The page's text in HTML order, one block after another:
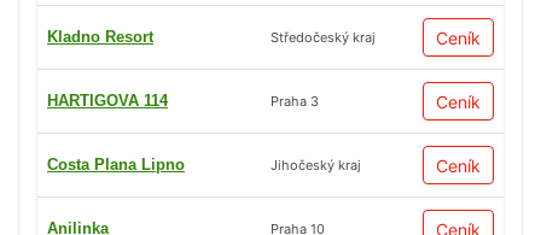
Kladno Resort Středočeský kraj Ceník
HARTIGOVA 114 Praha 3 Ceník
Costa Plana Lipno Jihočeský kraj Ceník
Anilinka Praha 10 Ceník